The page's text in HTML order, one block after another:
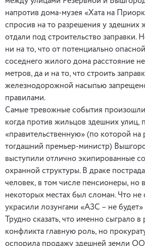
напротив дома-музея «Хата на
спросив на то разрешения у здешних
отдали под строительство заправки.
ни на то, что от потенциально
соседнего жилого дома расстояние
метров, да и на то, что строить
железнодорожной насыпью
правилами.
Самые тревожные события произошли
когда против жильцов здешних улиц,
«правительственную» (по которой на
тогдашний премьер-министр)
выступили отлично экипированные
охранной структуры. В драке
человек, в том числе пенсионеры, но
некоторых местах был сломан. Что не
украсили лозунгами «АЗС – не
Трудно сказать, что именно сыграло
конфликта главную роль, но
оспорила продажу здешней земли